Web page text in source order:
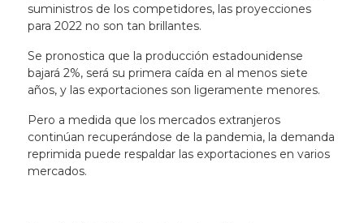
suministros de los competidores, las proyecciones
para 2022 no son tan brillantes.
Se pronostica que la producción estadounidense
bajará 2%, será su primera caída en al menos siete
años, y las exportaciones son ligeramente menores.
Pero a medida que los mercados extranjeros
continúan recuperándose de la pandemia, la demanda
reprimida puede respaldar las exportaciones en varios
mercados.